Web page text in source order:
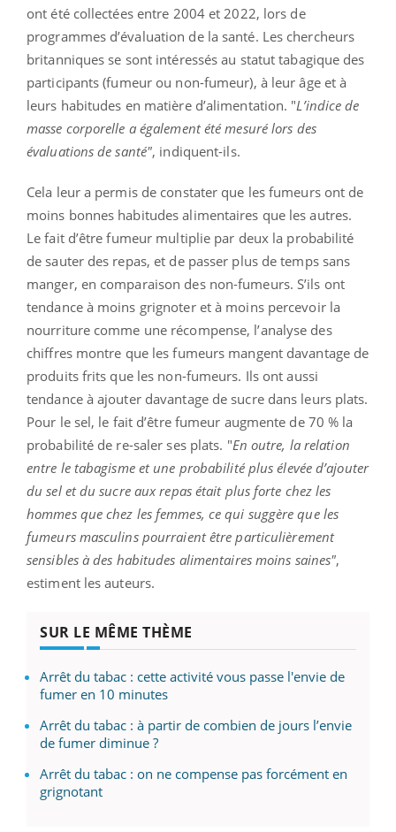
ont été collectées entre 2004 et 2022, lors de
programmes d’évaluation de la santé. Les chercheurs
britanniques se sont intéressés au statut tabagique des
participants (fumeur ou non-fumeur), à leur âge et à
leurs habitudes en matière d’alimentation. "L’indice de
masse corporelle a également été mesuré lors des
évaluations de santé", indiquent-ils.
Cela leur a permis de constater que les fumeurs ont de
moins bonnes habitudes alimentaires que les autres.
Le fait d’être fumeur multiplie par deux la probabilité
de sauter des repas, et de passer plus de temps sans
manger, en comparaison des non-fumeurs. S’ils ont
tendance à moins grignoter et à moins percevoir la
nourriture comme une récompense, l’analyse des
chiffres montre que les fumeurs mangent davantage de
produits frits que les non-fumeurs. Ils ont aussi
tendance à ajouter davantage de sucre dans leurs plats.
Pour le sel, le fait d’être fumeur augmente de 70 % la
probabilité de re-saler ses plats. "En outre, la relation
entre le tabagisme et une probabilité plus élevée d’ajouter
du sel et du sucre aux repas était plus forte chez les
hommes que chez les femmes, ce qui suggère que les
fumeurs masculins pourraient être particulièrement
sensibles à des habitudes alimentaires moins saines",
estiment les auteurs.
SUR LE MÊME THÈME
Arrêt du tabac : cette activité vous passe l'envie de
fumer en 10 minutes
Arrêt du tabac : à partir de combien de jours l’envie
de fumer diminue ?
Arrêt du tabac : on ne compense pas forcément en
grignotant